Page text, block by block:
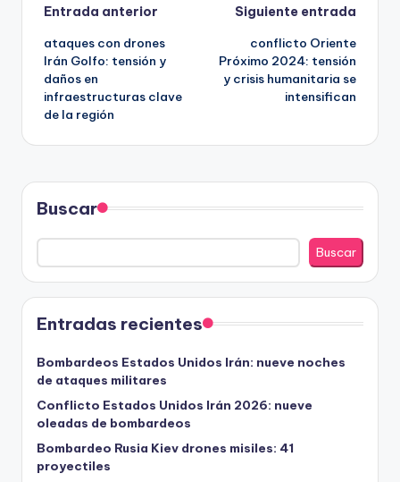
Navegación
de
entradas
Entrada anterior
ataques con drones
Irán Golfo: tensión y
daños en
infraestructuras clave
de la región
Siguiente entrada
conflicto Oriente
Próximo 2024: tensión
y crisis humanitaria se
intensifican
Buscar
Buscar
Entradas recientes
Bombardeos Estados Unidos Irán: nueve noches
de ataques militares
Conflicto Estados Unidos Irán 2026: nueve
oleadas de bombardeos
Bombardeo Rusia Kiev drones misiles: 41
proyectiles